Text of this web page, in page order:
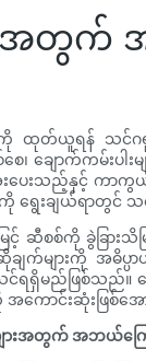
ားအတွ
ကို ထုတ်ယူရန် သင်ဂ
ောက်ကမ်းပါးမျ
သည့်နှင့် ကာကွယ်ပ
ကို ရွေးချယ်ရာ
ြင့် ဆီစစ်ကို ခွဲခြ
ဆိုချက်များကို
မည်ဖြစ်သည်။ အေ
ောင်းဆုံးဖြစ်အ
များအတွက် အဘယ်က